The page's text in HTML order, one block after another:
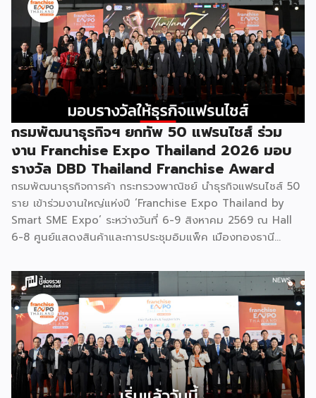
กรมพัฒนาธุรกิจฯ ยกทัพ 50 แฟรนไชส์ ร่วม
งาน Franchise Expo Thailand 2026 มอบ
รางวัล DBD Thailand Franchise Award
กรมพัฒนาธุรกิจการค้า กระทรวงพาณิชย์ นำธุรกิจแฟรนไชส์ 50
ราย เข้าร่วมงานใหญ่แห่งปี ‘Franchise Expo Thailand by
Smart SME Expo’ ระหว่างวันที่ 6-9 สิงหาคม 2569 ณ Hall
6-8 ศูนย์แสดงสินค้าและการประชุมอิมแพ็ค เมืองทองธานี
2026 ให้แก่ผู้ประกอบธุรกิจแฟรนไชส์ที่อยู่ในการส่งเสริมสนับสนุน
ของกรมฯ นายพูนพงษ์ นัยนาภากรณ์ อธิบดีกรมพัฒนาธุรกิจ
การค้า กระทรวงพาณิชย์ เปิดเผยภายหลังเป็นประธานเปิดงาน
“งานแฟรนไชส์ เอ็กซ์โป ไทยแลนด์ บาย สมาร์ท เอสเอ็มอี เอ็กซ์
โป (Franchise Expo Thailand by Smart SME Expo)” ซึ่ง
เป็นงานแสดงธุรกิจแฟรนไชส์ชั้นนำที่จัดขึ้นโดย บริษัท พีเอ็มจี
คอร์ปอเรชัน จำกัด เพื่อยกระดับศักยภาพของผู้ประกอบการและ
เจ้าของธุรกิจที่ต้องการขยายกิจการผ่านระบบแฟรนไชส์ […]